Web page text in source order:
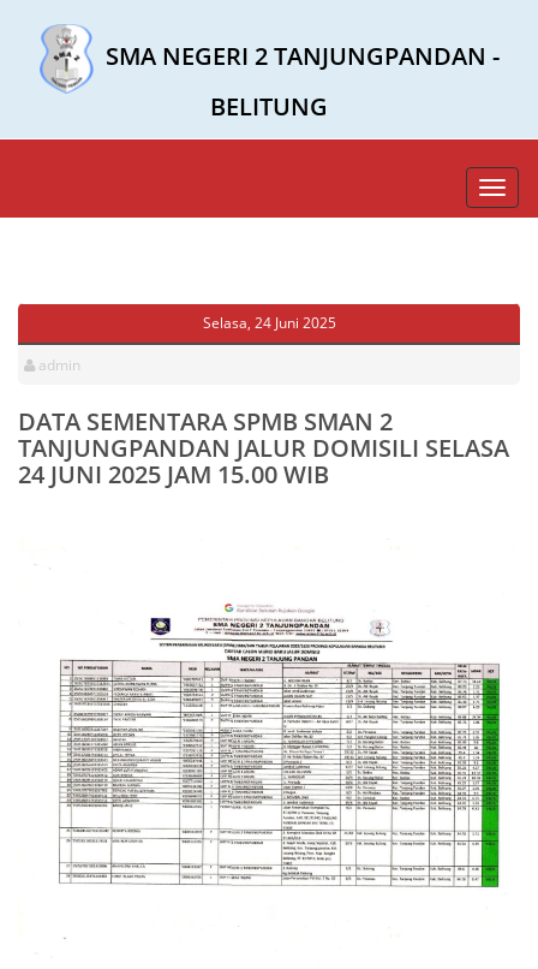
SMA NEGERI 2 TANJUNGPANDAN -
BELITUNG
Selasa, 24 Juni 2025
admin
DATA SEMENTARA SPMB SMAN 2
TANJUNGPANDAN JALUR DOMISILI SELASA
24 JUNI 2025 JAM 15.00 WIB